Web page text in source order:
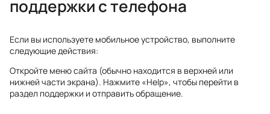
поддержки с телефона
Если вы используете мобильное устройство, выполните
следующие действия:
Откройте меню сайта (обычно находится в верхней или
нижней части экрана). Нажмите «Help», чтобы перейти в
раздел поддержки и отправить обращение.